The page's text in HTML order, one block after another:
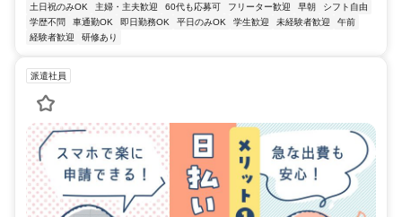
土日祝のみOK
主婦・主夫歓迎 60代も応募可 フリーター歓迎 早朝
シフト自由
学歴不問
車通勤OK 即日勤務OK 平日のみOK 学生歓迎 未経験者歓迎
午前
経験者歓迎
研修あり
派遣社員